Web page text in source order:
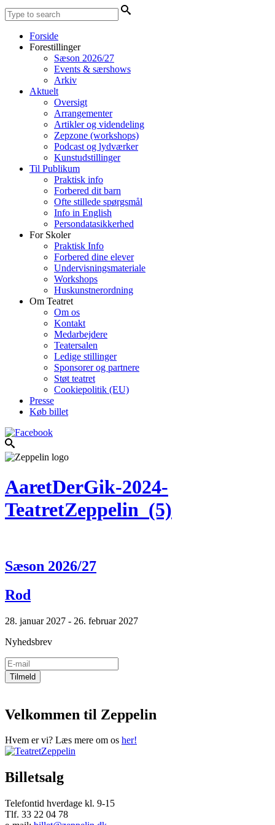
Forside
Forestillinger
Sæson 2026/27
Events & særshows
Arkiv
Aktuelt
Oversigt
Arrangementer
Artikler og videndeling
Zepzone (workshops)
Podcast og lydværker
Kunstudstillinger
Til Publikum
Praktisk info
Forbered dit barn
Ofte stillede spørgsmål
Info in English
Persondatasikkerhed
For Skoler
Praktisk Info
Forbered dine elever
Undervisningsmateriale
Workshops
Huskunstnerordning
Om Teatret
Om os
Kontakt
Medarbejdere
Teatersalen
Ledige stillinger
Sponsorer og partnere
Støt teatret
Cookiepolitik (EU)
Presse
Køb billet
AaretDerGik-2024-
TeatretZeppelin_(5)
Sæson 2026/27
Rod
28. januar 2027 - 26. februar 2027
Nyhedsbrev
Velkommen til Zeppelin
Hvem er vi? Læs mere om os her!
Billetsalg
Telefontid hverdage kl. 9-15
Tlf. 33 22 04 78